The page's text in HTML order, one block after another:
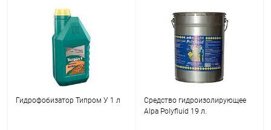
Гидрофобизатор Типром У 1 л
Средство гидроизолирующее
Alpa Polyfluid 19 л.